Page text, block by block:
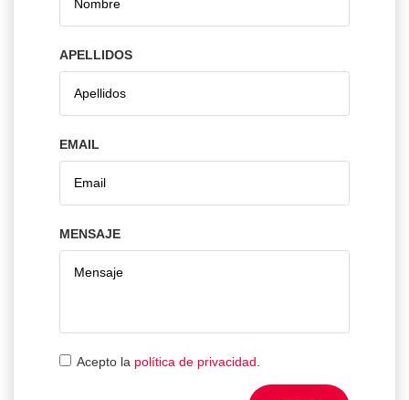
APELLIDOS
EMAIL
MENSAJE
Acepto la política de privacidad